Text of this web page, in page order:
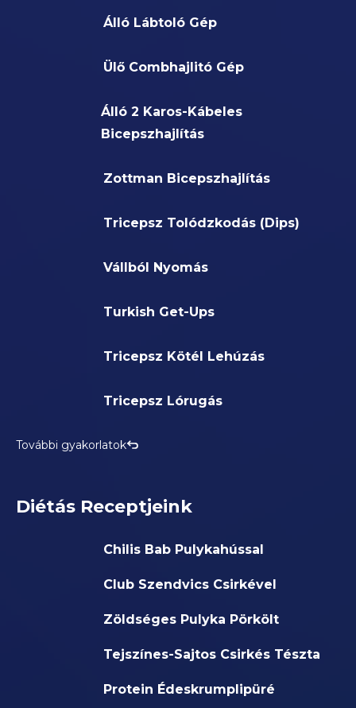
Álló Lábtoló Gép
Ülő Combhajlitó Gép
Álló 2 Karos-Kábeles
Bicepszhajlítás
Zottman Bicepszhajlítás
Tricepsz Tolódzkodás (Dips)
Vállból Nyomás
Turkish Get-Ups
Tricepsz Kötél Lehúzás
Tricepsz Lórugás
További gyakorlatok
Diétás Receptjeink
Chilis Bab Pulykahússal
Club Szendvics Csirkével
Zöldséges Pulyka Pörkölt
Tejszínes-Sajtos Csirkés Tészta
Protein Édeskrumplipüré